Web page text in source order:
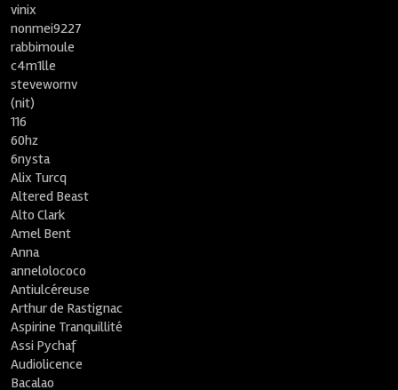
vinix
nonmei9227
rabbimoule
c4m1lle
stevewornv
(nit)
116
60hz
6nysta
Alix Turcq
Altered Beast
Alto Clark
Amel Bent
Anna
annelolococo
Antiulcéreuse
Arthur de Rastignac
Aspirine Tranquillité
Assi Pychaf
Audiolicence
Bacalao